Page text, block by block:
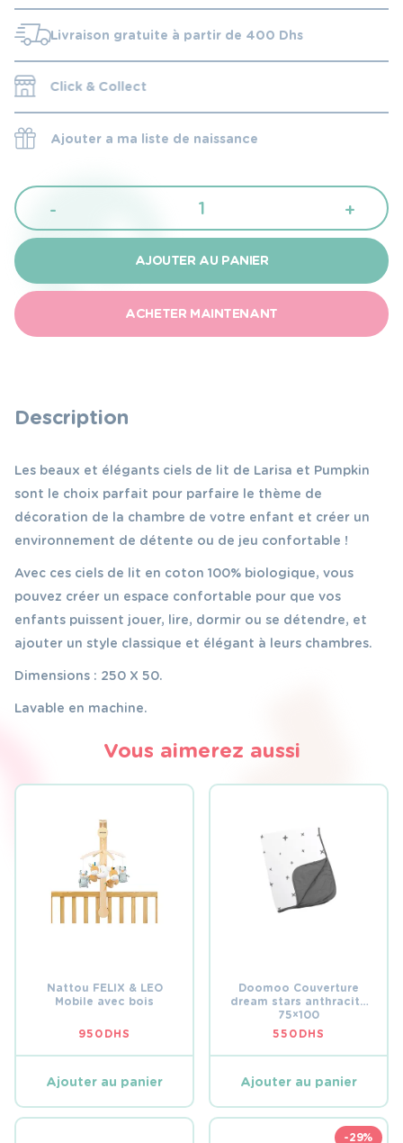
Livraison gratuite à partir de 400 Dhs
Click & Collect
Ajouter a ma liste de naissance
-
quantité
de
Larisa
Pumpkin
Ciel
de
+
AJOUTER AU PANIER
ACHETER MAINTENANT
Description
Les beaux et élégants ciels de lit de Larisa et Pumpkin
sont le choix parfait pour parfaire le thème de
décoration de la chambre de votre enfant et créer un
environnement de détente ou de jeu confortable !
Avec ces ciels de lit en coton 100% biologique, vous
pouvez créer un espace confortable pour que vos
enfants puissent jouer, lire, dormir ou se détendre, et
ajouter un style classique et élégant à leurs chambres.
Dimensions : 250 X 50.
Lavable en machine.
Vous aimerez aussi
Nattou FELIX & LEO
Mobile avec bois
950 DHS
Ajouter au panier
Doomoo Couverture
dream stars anthracite
75×100
550 DHS
Ajouter au panier
-29%